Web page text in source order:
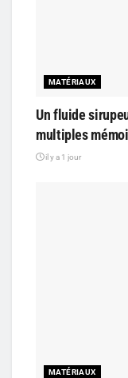
MATÉRIAUX
Un fluide
multiples
il y a 1 jour
MATÉRIAUX